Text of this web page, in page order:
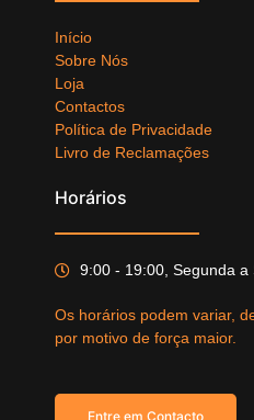
Início
Sobre Nós
Loja
Contactos
Política de Privacidade
Livro de Reclamações
Horários
9:00 - 19:00, Segunda a
Os horários podem variar,
por motivo de força maior.
Entre em Contacto